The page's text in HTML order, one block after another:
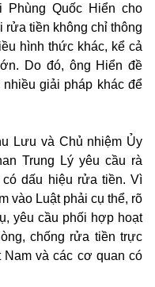
Phùng Quốc Hiển cho
rửa tiền không chỉ thông
hình thức khác, kể cả
Do đó, ông Hiển đề
giải pháp khác để
Lưu và Chủ nhiệm Ủy
Trung Lý yêu cầu rà
dấu hiệu rửa tiền. Vì
vào Luật phải cụ thể, rõ
yêu cầu phối hợp hoạt
chống rửa tiền trực
và các cơ quan có